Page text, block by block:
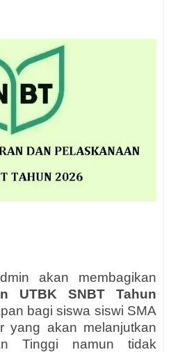
akan membagikan
UTBK SNBT Tahun
bagi siswa siswi SMA
yang akan melanjutkan
Tinggi namun tidak